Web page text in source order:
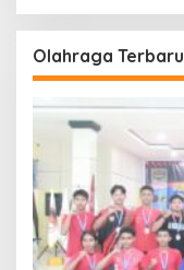
Olahraga Terbaru